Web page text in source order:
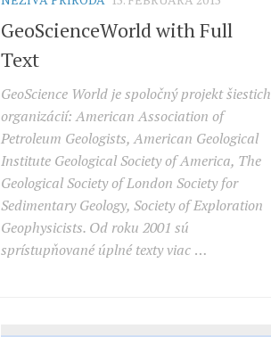
GeoScienceWorld with Full
Text
GeoScience World je spoločný projekt šiestich
organizácií: American Association of
Petroleum Geologists, American Geological
Institute Geological Society of America, The
Geological Society of London Society for
Sedimentary Geology, Society of Exploration
Geophysicists. Od roku 2001 sú
sprístupňované úplné texty viac …